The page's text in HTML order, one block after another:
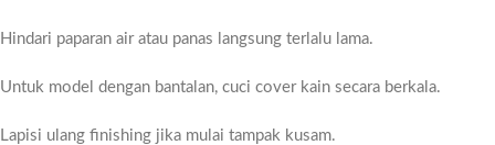
Hindari paparan air atau panas langsung terlalu lama.
Untuk model dengan bantalan, cuci cover kain secara berkala.
Lapisi ulang finishing jika mulai tampak kusam.